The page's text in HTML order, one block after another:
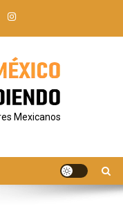
Mexicanos